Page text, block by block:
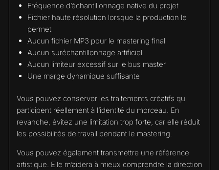
Fréquence d’échantillonnage native du projet
Fichier haute résolution lorsque la production le
permet
Aucun fichier MP3 pour le mastering final
Aucun suréchantillonnage artificiel
Aucun limiteur excessif sur le bus master
Une marge dynamique suffisante
Vous pouvez conserver les traitements créatifs qui
participent réellement à l’identité du morceau. En
revanche, évitez une limitation trop forte, car elle réduit
les possibilités de travail pendant le mastering.
Vous pouvez également transmettre une référence
artistique. Elle m’aidera à mieux comprendre la direction